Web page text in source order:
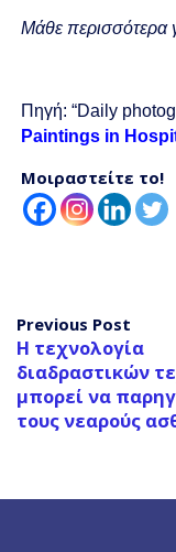
Μάθε περισσότερα
Πηγή: “Daily
Paintings in
Μοιραστείτε το!
Previous Post
Η τεχνολογία
διαδραστικών
μπορεί να
τους νεαρούς